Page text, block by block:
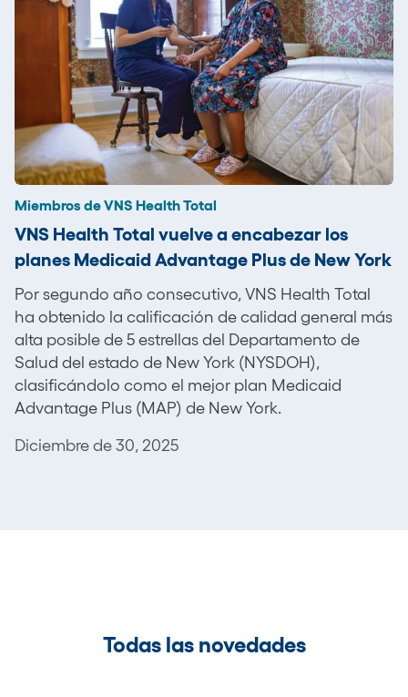
Miembros de VNS Health Total
VNS Health Total vuelve a encabezar los
planes Medicaid Advantage Plus de New York
Por segundo año consecutivo, VNS Health Total
ha obtenido la calificación de calidad general más
alta posible de 5 estrellas del Departamento de
Salud del estado de New York (NYSDOH),
clasificándolo como el mejor plan Medicaid
Advantage Plus (MAP) de New York.
Diciembre de 30, 2025
Todas las novedades